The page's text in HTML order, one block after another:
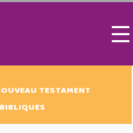
TESTAMENT